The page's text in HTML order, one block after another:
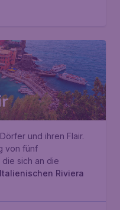
und ihren Flair.
von fünf
sich an die
Italienischen Riviera